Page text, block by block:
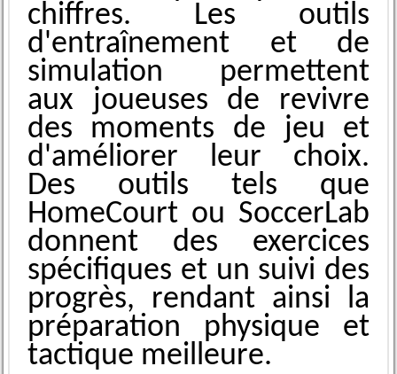
chiffres. Les outils͏
d'entraînement et de
simulat͏ion permettent
aux j͏o͏ueuses de ͏revivre
des moments de jeu ͏et
d'améliorer leur choix.
Des outils tels que
HomeCou͏rt ou Socce͏r͏Lab
donnent des ͏exercices
spé͏ci͏fiques et un suivi des
progrès, rendant ainsi la
préparat͏ion phy͏si͏que et
tactique meilleure.